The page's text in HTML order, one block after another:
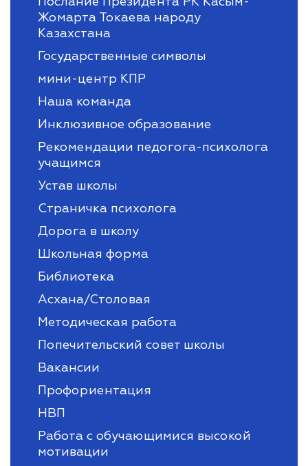
Жомарта Токаева народу
Казахстана
Государственные символы
мини-центр КПР
Наша команда
Инклюзивное образование
Рекомендации педогога-психолога
учащимся
Устав школы
Страничка психолога
Дорога в школу
Школьная форма
Библиотека
Асхана/Столовая
Методическая работа
Попечительский совет школы
Вакансии
Профориентация
НВП
Работа с обучающимися высокой
мотивации